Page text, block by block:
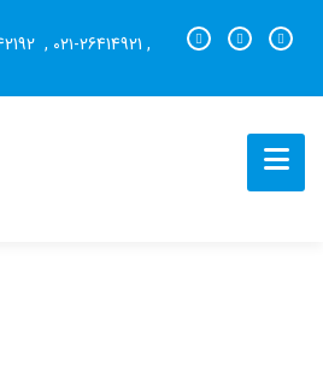
, ۰۲۱-26414921 ,